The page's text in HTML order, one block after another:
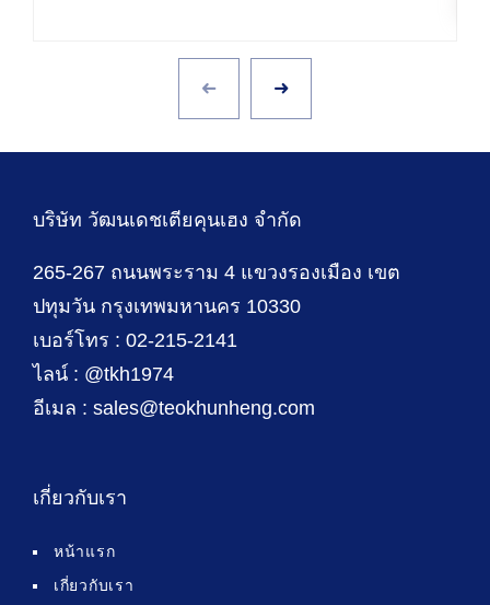
บริษัท วัฒนเดชเตียคุนเฮง จำกัด
265-267 ถนนพระราม 4 แขวงรองเมือง เขต
ปทุมวัน กรุงเทพมหานคร 10330
เบอร์โทร : 02-215-2141
ไลน์ : @tkh1974
อีเมล : sales@teokhunheng.com
เกี่ยวกับเรา
หน้าแรก
เกี่ยวกับเรา